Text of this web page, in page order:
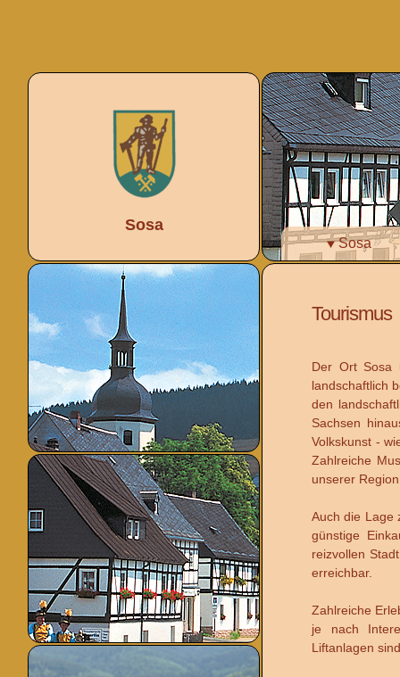
Sosa
Sosa
Tourismus
Der Ort Sosa
landschaftlich
den
Sachsen
Volkskunst -
Zahlreiche
unserer
Auch die Lage
günstige
reizvollen
erreichbar.
Zahlreiche
je nach
Liftanlagen